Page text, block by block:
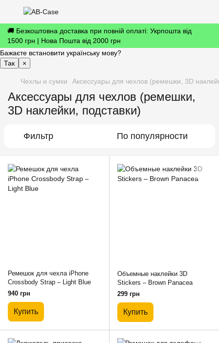
🚚 Безкоштовна доставка при повній оплаті: Укрпошта від
1500 грн | Нова Пошта від 2000 грн
Бажаєте встановити українську мову?
Так
×
Чехлы и сумки Аксессуары для чехлов (ремешки, 3D
Аксессуары для чехлов (ремешки,
3D наклейки, подставки)
Фильтр По популярности
Ремешок для чехла iPhone
Crossbody Strap – Light Blue
940 грн
Купить
Объемные наклейки 3D
Stickers – Brown Panacea
299 грн
Купить